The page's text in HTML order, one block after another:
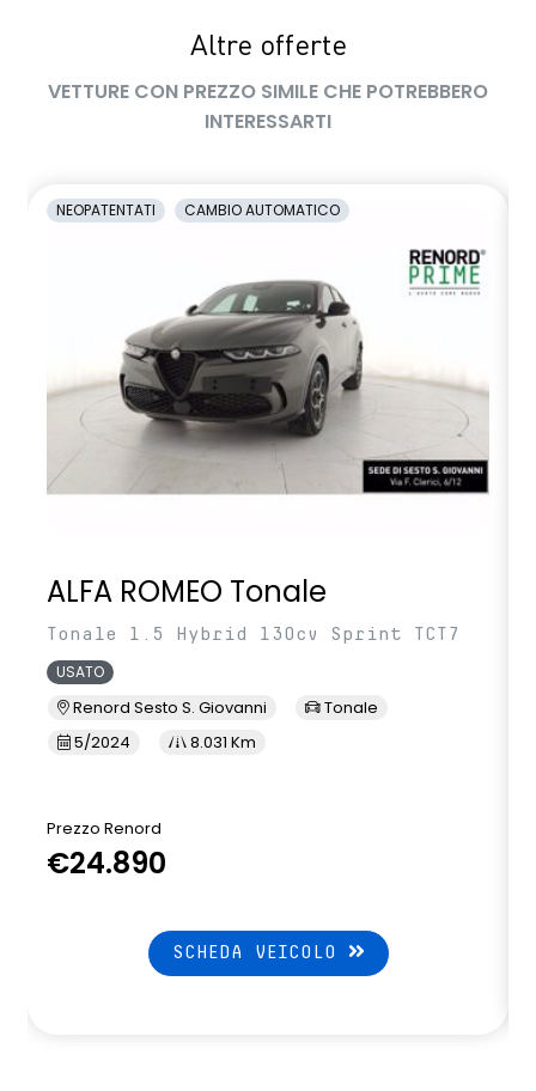
volante multifunzione in TEPAltre offerte
VETTURE CON PREZZO SIMILE CHE POTREBBERO
INTERESSARTI
NEOPATENTATI CAMBIO AUTOMATICO
ALFA ROMEO Tonale
Tonale 1.5 Hybrid 130cv Sprint TCT7
USATO
Renord Sesto S. Giovanni
Tonale
5/2024
8.031 Km
Prezzo Renord
€24.890
SCHEDA VEICOLO